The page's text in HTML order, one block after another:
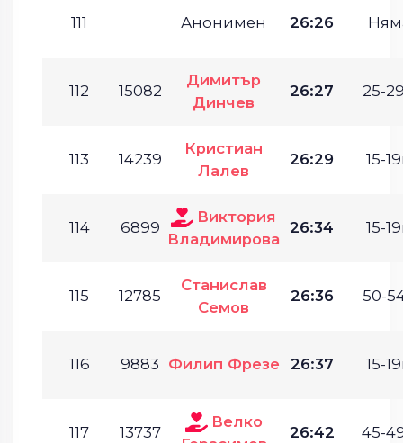
111 Анонимен 26:26
112 15082
Димитър
Динчев
26:27 25-
113 14239
Кристиан
Лалев
26:29 15-
114 6899
Виктория
Владимирова
26:34 15-
115 12785
Станислав
Семов
26:36 50-
116 9883 Филип Фрезе 26:37 15-
117 13737
Велко
26:42 45-